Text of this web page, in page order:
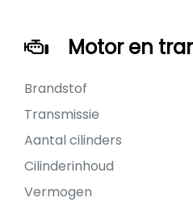
Motor en
Brandstof
Transmissie
Aantal cilinders
Cilinderinhoud
Vermogen